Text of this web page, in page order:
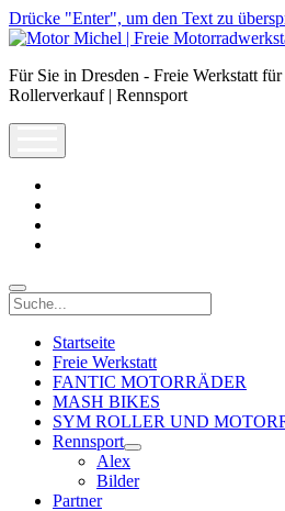
Drücke "Enter", um den Text zu
Motor
|
Freie
Dresden
Für Sie in Dresden - Freie Werkstatt
Rollerverkauf | Rennsport
Suche
Startseite
Freie Werkstatt
FANTIC MOTORRÄDER
MASH BIKES
SYM ROLLER UND
Rennsport
open
menu
Alex
Bilder
Partner